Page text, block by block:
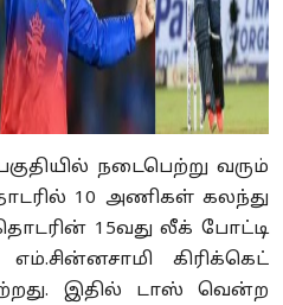
நடைபெற்று வரும்
10 அணிகள் கலந்து
15வது லீக் போட்டி
கிரிக்கெட்
இதில் டாஸ் வென்ற